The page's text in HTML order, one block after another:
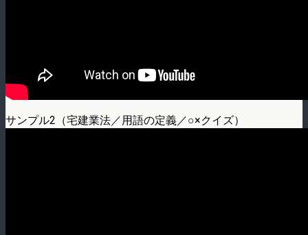
サンプル2（宅建業法／用語の定義／○×クイズ）